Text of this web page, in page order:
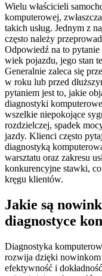
Wielu właścicieli
komputerowej,
takich usług. Jednym z
często należy
Odpowiedź na to
wiek pojazdu, jego stan
Generalnie zaleca się
w roku lub przed
pytaniem jest to, jakie
diagnostyki
wszelkie niepokojące
rozdzielczej, spadek
jazdy. Klienci często
diagnostyką
warsztatu oraz zakresu
konkurencyjne stawki, co
kręgu klientów.
Jakie są
diagnostyce
Diagnostyka
rozwija dzięki nowinkom
efektywność i